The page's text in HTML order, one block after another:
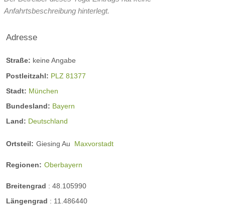
Anfahrtsbeschreibung hinterlegt.
Adresse
Straße: keine Angabe
Postleitzahl: PLZ 81377
Stadt: München
Bundesland: Bayern
Land: Deutschland
Ortsteil: Giesing Au Maxvorstadt
Regionen: Oberbayern
Breitengrad : 48.105990
Längengrad : 11.486440